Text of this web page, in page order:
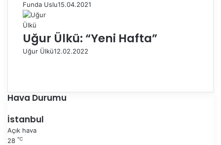
Funda Uslu15.04.2021
Uğur Ülkü: “Yeni Hafta”
Uğur Ülkü12.02.2022
e
k
s
a
n
k
i
Hava Durumu
İstanbul
Açık hava
28 ℃